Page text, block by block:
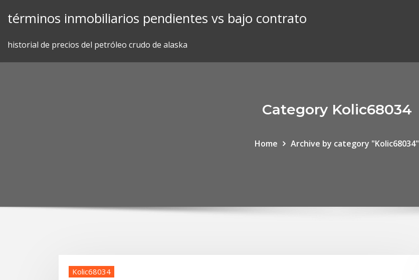
términos inmobiliarios pendientes vs bajo contrato
historial de precios del petróleo crudo de alaska
Category Kolic68034
Home Archive by category "Kolic68034"
Kolic68034